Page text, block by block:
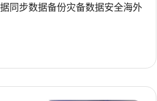
同步数据备份灾备数据安全海外